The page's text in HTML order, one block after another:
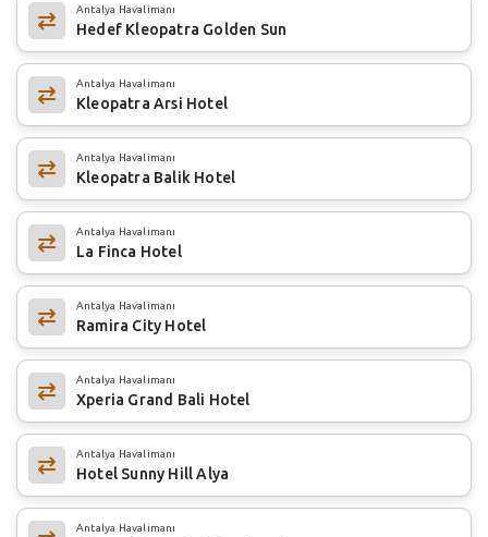
Antalya Havalimanı
Hedef Kleopatra Golden Sun
Antalya Havalimanı
Kleopatra Arsi Hotel
Antalya Havalimanı
Kleopatra Balik Hotel
Antalya Havalimanı
La Finca Hotel
Antalya Havalimanı
Ramira City Hotel
Antalya Havalimanı
Xperia Grand Bali Hotel
Antalya Havalimanı
Hotel Sunny Hill Alya
Antalya Havalimanı